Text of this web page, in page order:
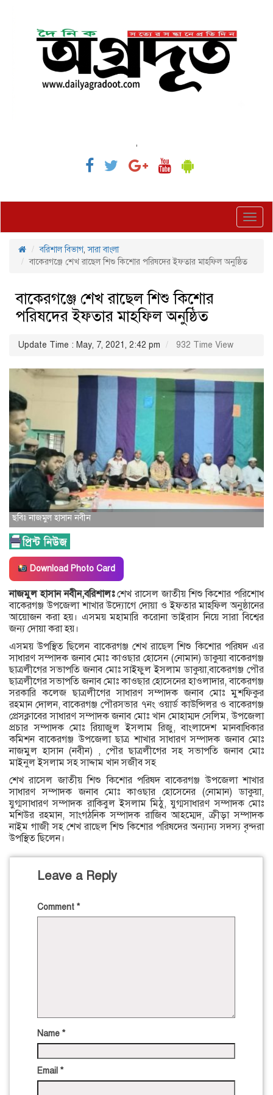
,
বরিশাল বিভাগ,সারা বাংলা
বাকেরগঞ্জে শেখ রাছেল শিশু কিশোর পরিষদের ইফতার মাহফিল অনুষ্ঠিত
বাকেরগঞ্জে শেখ রাছেল শিশু কিশোর
পরিষদের ইফতার মাহফিল অনুষ্ঠিত
Update Time : May, 7, 2021, 2:42 pm 932 Time View
ছবিঃ নাজমুল হাসান নবীন
Download Photo Card
নাজমুল হাসান নবীন,বরিশালঃশেখ রাসেল জাতীয় শিশু কিশোর পরিশোধ
বাকেরগঞ্জ উপজেলা শাখার উদ্যোগে দোয়া ও ইফতার মাহফিল অনুষ্ঠানের
আয়োজন করা হয়। এসময় মহামারি করোনা ভাইরাস নিয়ে সারা বিশ্বের
জন্য দোয়া করা হয়।
এসময় উপস্থিত ছিলেন বাকেরগঞ্জ শেখ রাছেল শিশু কিশোর পরিষদ এর
সাধারণ সম্পাদক জনাব মোঃ কাওছার হোসেন (নোমান) ডাকুয়া বাকেরগঞ্জ
ছাত্রলীগের সভাপতি জনাব মোঃ সাইফুল ইসলাম ডাকুয়া,বাকেরগঞ্জ পৌর
ছাত্রলীগের সভাপতি জনাব মোঃ কাওছার হোসেনের হাওলাদার, বাকেরগঞ্জ
সরকারি কলেজ ছাত্রলীগের সাধারণ সম্পাদক জনাব মোঃ মুশফিকুর
রহমান দোলন, বাকেরগঞ্জ পৌরসভার ৭নং ওয়ার্ড কাউন্সিলর ও বাকেরগঞ্জ
প্রেসক্লাবের সাধারণ সম্পাদক জনাব মোঃ খান মোহাম্মদ সেলিম, উপজেলা
প্রচার সম্পাদক মোঃ রিয়াজুল ইসলাম রিজু, বাংলাদেশ মানবাধিকার
কমিশন বাকেরগঞ্জ উপজেলা ছাত্র শাখার সাধারণ সম্পাদক জনাব মোঃ
নাজমুল হাসান (নবীন) , পৌর ছাত্রলীগের সহ সভাপতি জনাব মোঃ
মাইনুল ইসলাম সহ সাদ্দাম খান সজীব সহ
শেখ রাসেল জাতীয় শিশু কিশোর পরিষদ বাকেরগঞ্জ উপজেলা শাখার
সাধারণ সম্পাদক জনাব মোঃ কাওছার হোসেনের (নোমান) ডাকুয়া,
যুগ্মসাধারণ সম্পাদক রাকিবুল ইসলাম মিঠু, যুগ্মসাধারণ সম্পাদক মোঃ
মশিউর রহমান, সাংগঠনিক সম্পাদক রাজিব আহম্মেদ, ক্রীড়া সম্পাদক
নাইম গাজী সহ শেখ রাছেল শিশু কিশোর পরিষদের অন্যান্য সদস্য বৃন্দরা
উপস্থিত ছিলেন।
Leave a Reply
Comment *
Name *
Email *